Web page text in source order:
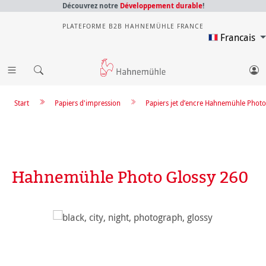
Découvrez notre Développement durable!
PLATEFORME B2B HAHNEMÜHLE FRANCE
Francais
Papiers jet d’encre Hahnemühle Photo
Papiers d'impression
Start
Hahnemühle Photo Glossy 260
Ignorer la galerie d'images